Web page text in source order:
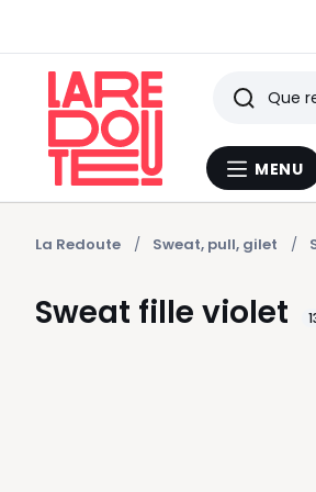
Menu
MENU
vus
La Redoute Sweat, pull, gilet
Sweat fille violet